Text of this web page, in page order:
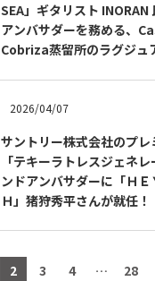
SEA」ギタリスト INORAN
アンバサダーを務める、
Cobriza蒸留所のラグジュ
2026/04/07
サントリー株式会社のプレ
「テキーラトレスジェネ
ンドアンバサダーに「ＨＥ
Ｈ」猪狩秀平さんが就任！
2 3 4 … 28